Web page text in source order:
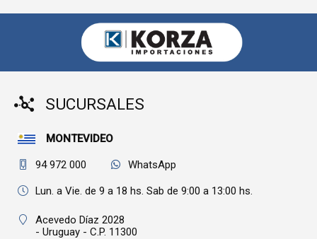
SUCURSALES
MONTEVIDEO
94 972 000 WhatsApp
Lun. a Vie. de 9 a 18 hs. Sab de 9:00 a 13:00 hs.
Acevedo Díaz 2028
- Uruguay - C.P. 11300